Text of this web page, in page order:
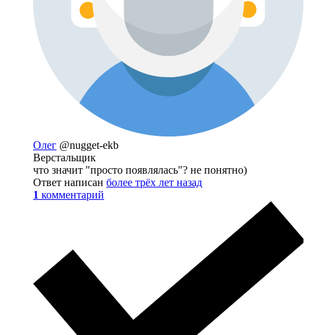
Олег @nugget-ekb
Верстальщик
что значит "просто появлялась"? не понятно)
Ответ написан более трёх лет назад
1 комментарий